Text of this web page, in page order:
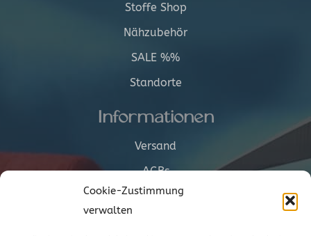
Cookie-Zustimmung
verwalten
Stoffe Shop
Nähzubehör
SALE %%
Standorte
Informationen
Versand
AGBs
Cookie-Richtlinie (EU)